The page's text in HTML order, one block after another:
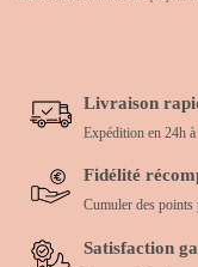
Livraison
Expédition en 24h
Fidélité
Cumuler des
Satisfaction